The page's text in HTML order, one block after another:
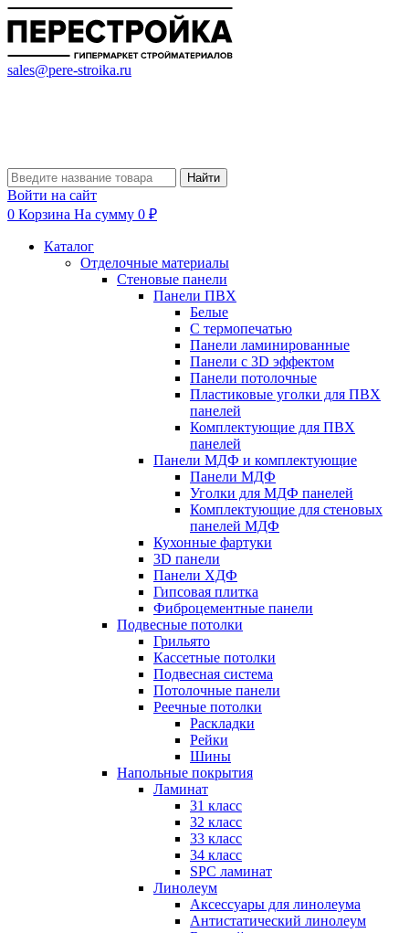
sales@pere-stroika.ru
Найти
Войти на сайт
0 Корзина На сумму 0 ₽
Каталог
Отделочные материалы
Стеновые панели
Панели ПВХ
Белые
С термопечатью
Панели ламинированные
Панели с 3D эффектом
Панели потолочные
Пластиковые уголки для ПВХ
панелей
Комплектующие для ПВХ
панелей
Панели МДФ и комплектующие
Панели МДФ
Уголки для МДФ панелей
Комплектующие для стеновых
панелей МДФ
Кухонные фартуки
3D панели
Панели ХДФ
Гипсовая плитка
Фиброцементные панели
Подвесные потолки
Грильято
Кассетные потолки
Подвесная система
Потолочные панели
Реечные потолки
Раскладки
Рейки
Шины
Напольные покрытия
Ламинат
31 класс
32 класс
33 класс
34 класс
SPC ламинат
Линолеум
Аксессуары для линолеума
Антистатический линолеум